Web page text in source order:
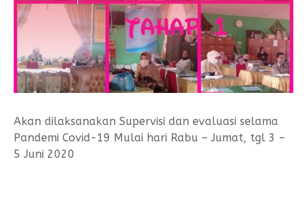
SOP Usulan Pensiun
SOP Pengelola Keuangan
Siswa
Alumni
Download
Kalender Akademik
Akan dilaksanakan Supervisi dan evaluasi selama
Pandemi Covid-19 Mulai hari Rabu – Jumat, tgl 3 –
5 Juni 2020